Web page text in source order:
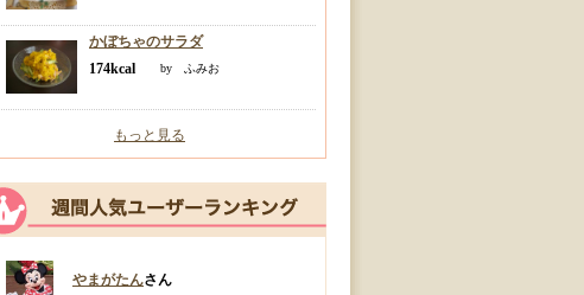
かぼちゃのサラダ
174kcal
by ふみお
もっと見る
やまがたんさん